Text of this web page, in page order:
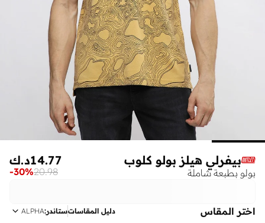
بيفرلي هيلز بولو كلوب
بولو بطبعة شاملة
د.ك14.77
20.98
-30%
اختر المقاس دليل المقاساتستاندر:
ALPHA